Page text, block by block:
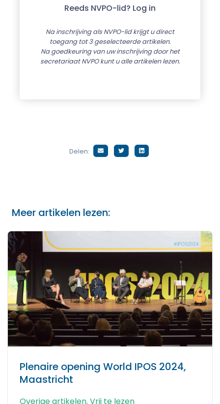
Reeds NVPO-lid? Log in
Na inschrijving als NVPO-lid krijgt u direct
toegang tot 3 geselecteerde artikelen.
Na goedkeuring van uw inschrijving door het
secretariaat NVPO kunt u alle artikelen lezen.
Delen:
Meer artikelen lezen:
Plenaire opening World IPOS 2024,
Maastricht
Overige artikelen, Vrij te lezen